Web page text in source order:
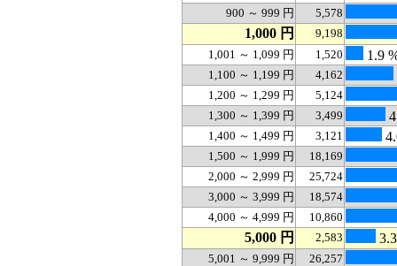
900 ～ 999 円
5,578
1,000 円
9,198
1,001 ～ 1,099 円
1,520 1.9
1,100 ～ 1,199 円 4,162
1,200 ～ 1,299 円
5,124
1,300 ～ 1,399 円
3,499
1,400 ～ 1,499 円 3,121
1,500 ～ 1,999 円
18,169
2,000 ～ 2,999 円
25,724
3,000 ～ 3,999 円
18,574
4,000 ～ 4,999 円
10,860
5,000 円 2,583
5,001 ～ 9,999 円 26,257